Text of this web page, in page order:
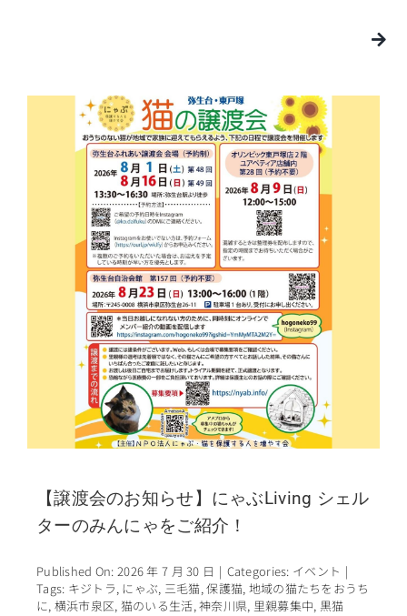
【譲渡会のお知らせ】にゃぶLiving シェル
ターのみんにゃをご紹介！
Published On: 2026 年 7 月 30 日 | Categories: イベント |
Tags: キジトラ, にゃぶ, 三毛猫,保護猫, 地域の猫たちをおうち
に, 横浜市泉区, 猫のいる生活,神奈川県, 里親募集中, 黒猫